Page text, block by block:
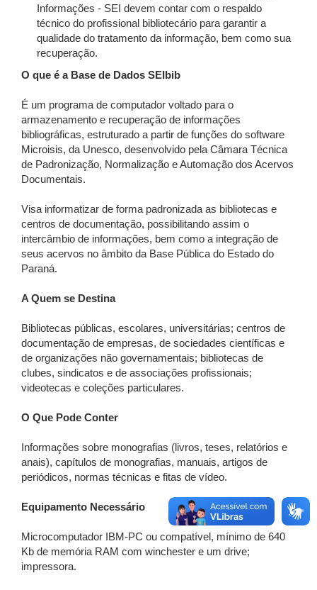
Informações - SEI devem contar com o respaldo
técnico do profissional bibliotecário para garantir a
qualidade do tratamento da informação, bem como sua
recuperação.
O que é a Base de Dados SEIbib
É um programa de computador voltado para o
armazenamento e recuperação de informações
bibliográficas, estruturado a partir de funções do software
Microisis, da Unesco, desenvolvido pela Câmara Técnica
de Padronização, Normalização e Automação dos Acervos
Documentais.
Visa informatizar de forma padronizada as bibliotecas e
centros de documentação, possibilitando assim o
intercâmbio de informações, bem como a integração de
seus acervos no âmbito da Base Pública do Estado do
Paraná.
A Quem se Destina
Bibliotecas públicas, escolares, universitárias; centros de
documentação de empresas, de sociedades científicas e
de organizações não governamentais; bibliotecas de
clubes, sindicatos e de associações profissionais;
videotecas e coleções particulares.
O Que Pode Conter
Informações sobre monografias (livros, teses, relatórios e
anais), capítulos de monografias, manuais, artigos de
periódicos, normas técnicas e fitas de vídeo.
Equipamento Necessário
Microcomputador IBM-PC ou compatível, mínimo de 640
Kb de memória RAM com winchester e um drive;
impressora.